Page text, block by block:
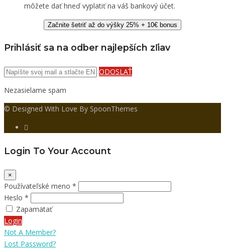
môžete dať hneď vyplatiť na váš bankový účet.
Začnite šetriť až do výšky 25% + 10€ bonus
Prihlásiť sa na odber najlepších zľiav
ODOSLAŤ
Nezasielame spam
© Designed With Love By SpoonThemes
Login To Your Account
×
Používateľské meno *
Heslo *
Zapamätať
Login
Not A Member?
Lost Password?